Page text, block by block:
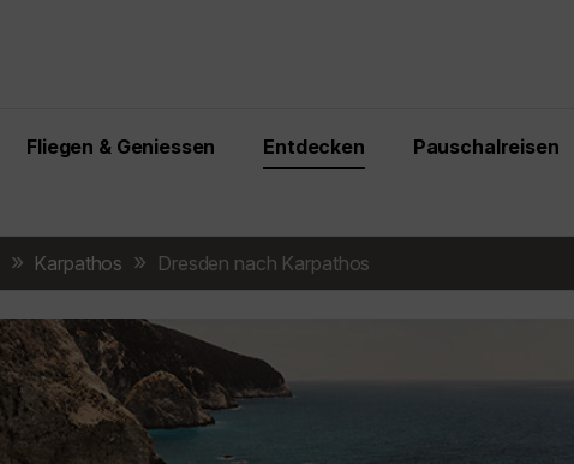
Fliegen & Geniessen Entdecken Pauschalreisen
Karpathos Dresden nach Karpathos